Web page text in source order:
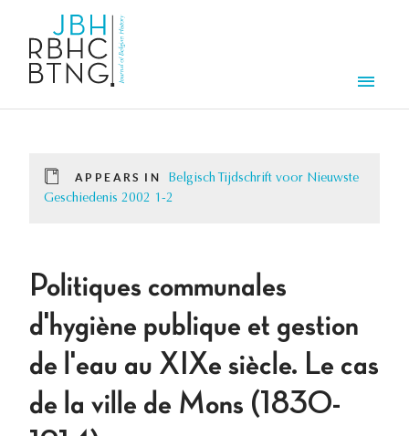
APPEARS IN
Belgisch Tijdschrift voor Nieuwste
Geschiedenis 2002 1-2
Politiques communales
d'hygiène publique et gestion
de l'eau au XIXe siècle. Le cas
de la ville de Mons (1830-